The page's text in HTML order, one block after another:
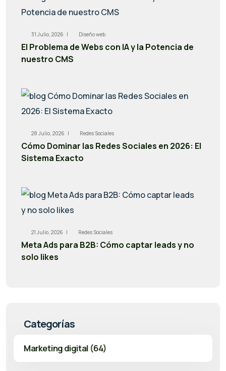
31 Julio, 2026 | Diseño web
El Problema de Webs con IA y la Potencia de
nuestro CMS
28 Julio, 2026 | Redes Sociales
Cómo Dominar las Redes Sociales en 2026: El
Sistema Exacto
21 Julio, 2026 | Redes Sociales
Meta Ads para B2B: Cómo captar leads y no
solo likes
Categorías
Marketing digital (64)